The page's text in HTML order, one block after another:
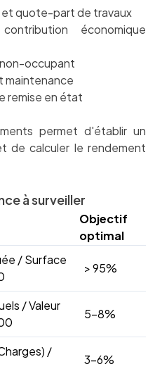
quote-part de travaux
économique
occupant
maintenance
remise en état
permet d'établir un
de calculer le rendement
à surveiller
Objectif
optimal
/ Surface
> 95%
/ Valeur
5-8%
/
3-6%